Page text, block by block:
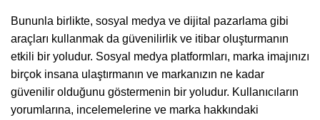
Bununla birlikte, sosyal medya ve dijital pazarlama gibi
araçları kullanmak da güvenilirlik ve itibar oluşturmanın
etkili bir yoludur. Sosyal medya platformları, marka imajınızı
birçok insana ulaştırmanın ve markanızın ne kadar
güvenilir olduğunu göstermenin bir yoludur. Kullanıcıların
yorumlarına, incelemelerine ve marka hakkındaki